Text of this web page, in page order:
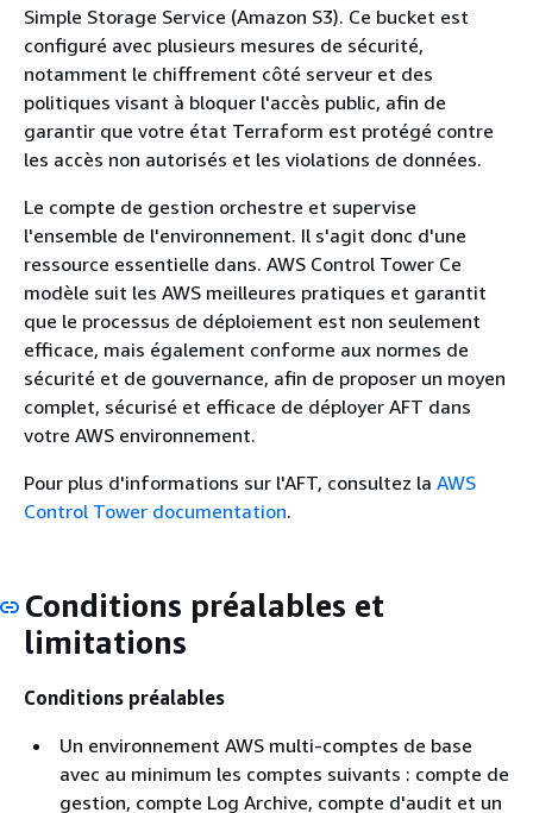
Simple Storage Service (Amazon S3). Ce bucket est
configuré avec plusieurs mesures de sécurité,
notamment le chiffrement côté serveur et des
politiques visant à bloquer l'accès public, afin de
garantir que votre état Terraform est protégé contre
les accès non autorisés et les violations de données.
Le compte de gestion orchestre et supervise
l'ensemble de l'environnement. Il s'agit donc d'une
ressource essentielle dans. AWS Control Tower Ce
modèle suit les AWS meilleures pratiques et garantit
que le processus de déploiement est non seulement
efficace, mais également conforme aux normes de
sécurité et de gouvernance, afin de proposer un moyen
complet, sécurisé et efficace de déployer AFT dans
votre AWS environnement.
Pour plus d'informations sur l'AFT, consultez la AWS
Control Tower documentation.
Conditions préalables et
limitations
Conditions préalables
Un environnement AWS multi-comptes de base
avec au minimum les comptes suivants : compte de
gestion, compte Log Archive, compte d'audit et un